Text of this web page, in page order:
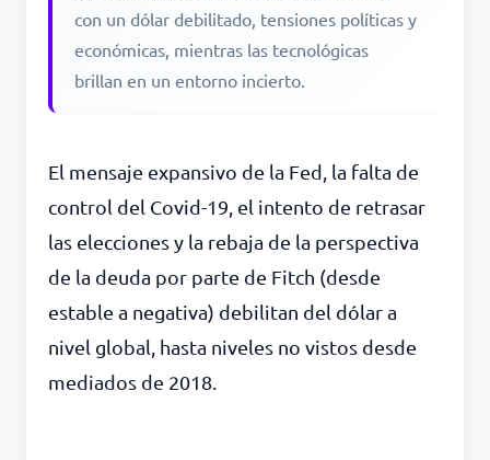
con un dólar debilitado, tensiones políticas y
económicas, mientras las tecnológicas
brillan en un entorno incierto.
El mensaje expansivo de la Fed, la falta de
control del Covid-19, el intento de retrasar
las elecciones y la rebaja de la perspectiva
de la deuda por parte de Fitch (desde
estable a negativa) debilitan del dólar a
nivel global, hasta niveles no vistos desde
mediados de 2018